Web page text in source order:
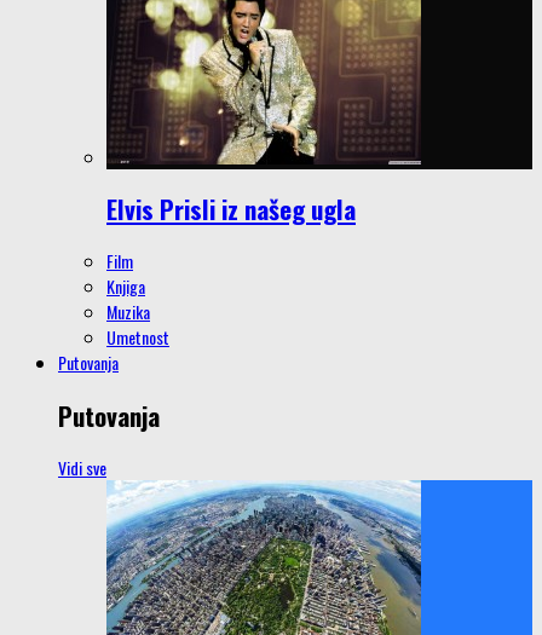
Elvis Prisli iz našeg ugla
Film
Knjiga
Muzika
Umetnost
Putovanja
Putovanja
Vidi sve